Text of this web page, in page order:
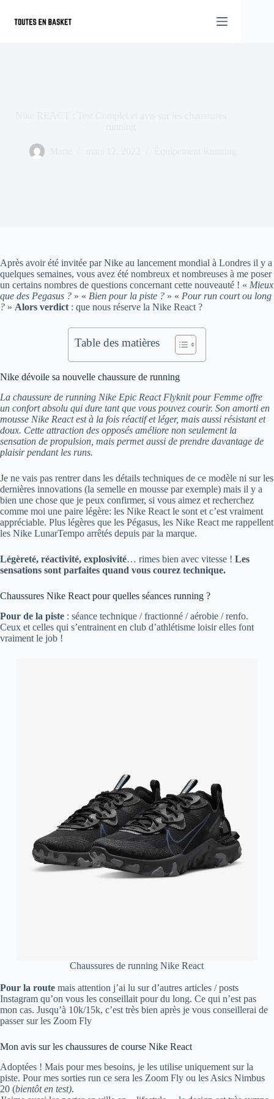
contenu
Après avoir été invitée par Nike au lancement mondial à Londres il y a
quelques semaines, vous avez été nombreux et nombreuses à me poser
un certains nombres de questions concernant cette nouveauté ! « Mieux
que des Pegasus ? » « Bien pour la piste ? » « Pour run court ou long
? » Alors verdict : que nous réserve la Nike React ?
Table des matières
Nike dévoile sa nouvelle chaussure de running
La chaussure de running Nike Epic React Flyknit pour Femme offre
un confort absolu qui dure tant que vous pouvez courir. Son amorti en
mousse Nike React est à la fois réactif et léger, mais aussi résistant et
doux. Cette attraction des opposés améliore non seulement la
sensation de propulsion, mais permet aussi de prendre davantage de
plaisir pendant les runs.
Je ne vais pas rentrer dans les détails techniques de ce modèle ni sur les
dernières innovations (la semelle en mousse par exemple) mais il y a
bien une chose que je peux confirmer, si vous aimez et recherchez
comme moi une paire légère: les Nike React le sont et c’est vraiment
appréciable. Plus légères que les Pégasus, les Nike React me rappellent
les Nike LunarTempo arrêtés depuis par la marque.
Légèreté, réactivité, explosivité… rimes bien avec vitesse ! Les
sensations sont parfaites quand vous courez technique.
Chaussures Nike React pour quelles séances running ?
Pour de la piste : séance technique / fractionné / aérobie / renfo.
Ceux et celles qui s’entrainent en club d’athlétisme loisir elles font
vraiment le job !
Chaussures de running Nike React
Pour la route mais attention j’ai lu sur d’autres articles / posts
Instagram qu’on vous les conseillait pour du long. Ce qui n’est pas
mon cas. Jusqu’à 10k/15k, c’est très bien après je vous conseillerai de
passer sur les Zoom Fly
Mon avis sur les chaussures de course Nike React
Adoptées ! Mais pour mes besoins, je les utilise uniquement sur la
piste. Pour mes sorties run ce sera les Zoom Fly ou les Asics Nimbus
20 (bientôt en test).